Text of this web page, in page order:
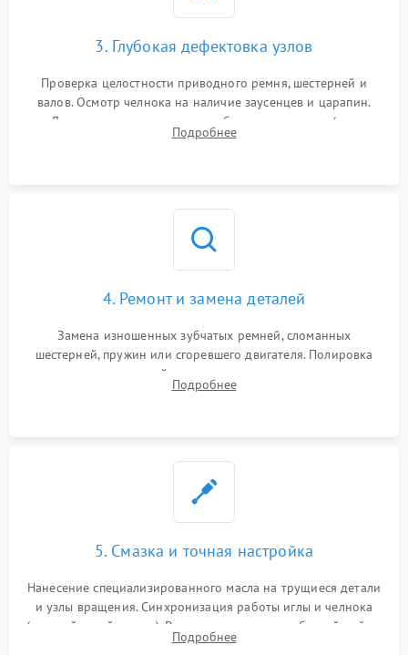
3. Глубокая дефектовка узлов
Проверка целостности приводного ремня, шестерней и
валов. Осмотр челнока на наличие заусенцев и царапин.
Диагностика электромотора, блока управления (для
компьютерных машин), нитевдевателя и механизма
Подробнее
4. Ремонт и замена деталей
Замена изношенных зубчатых ремней, сломанных
шестерней, пружин или сгоревшего двигателя. Полировка
челночного устройства для устранения заусенцев.
Восстановление контактов в педали и пайка элементов на
Подробнее
5. Смазка и точная настройка
Нанесение специализированного масла на трущиеся детали
и узлы вращения. Синхронизация работы иглы и челнока
(настройка таймингов). Регулировка высоты зубчатой рейки,
центровка игловодителя и калибровка натяжителей верхней
Подробнее